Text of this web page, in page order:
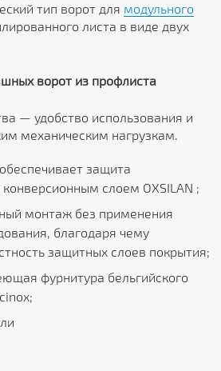
тип ворот для модульного
листа в виде двух
ворот из профлиста
— удобство использования и
механическим нагрузкам.
защита
слоем OXSILAN ;
монтаж без применения
благодаря чему
защитных слоев покрытия;
фурнитура бельгийского